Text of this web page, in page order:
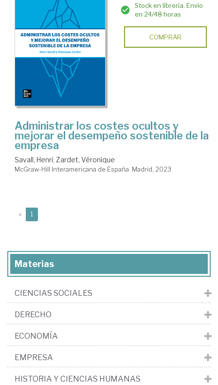
Stock en librería. Envío
en 24/48 horas
COMPRAR
Administrar los costes ocultos y
mejorar el desempeño sostenible de la
empresa
Savall, Henri; Zardet, Véronique
McGraw-Hill Interamericana de España. Madrid, 2023
« 1
Materias
CIENCIAS SOCIALES
DERECHO
ECONOMÍA
EMPRESA
HISTORIA Y CIENCIAS HUMANAS